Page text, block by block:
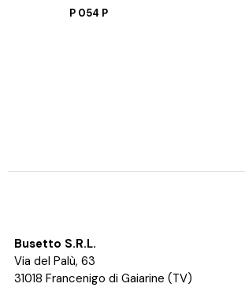
P 054 P
Busetto S.R.L.
Via del Palù, 63
31018 Francenigo di Gaiarine (TV)